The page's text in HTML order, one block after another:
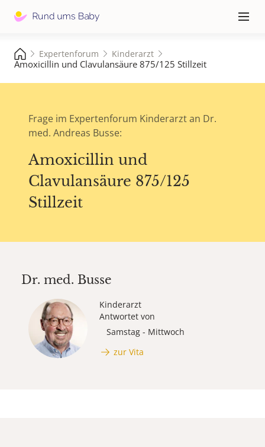
≡
Expertenforum Kinderarzt
Amoxicillin und Clavulansäure 875/125 Stillzeit
Frage im Expertenforum Kinderarzt an Dr.
med. Andreas Busse:
Amoxicillin und
Clavulansäure 875/125
Stillzeit
Dr. med. Busse
Kinderarzt
Antwortet von
Samstag - Mittwoch
zur Vita